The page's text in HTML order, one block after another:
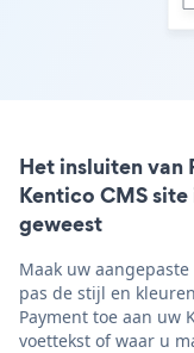
Het insluiten van
Kentico CMS
geweest
Maak uw
pas de stijl en
Payment toe aan uw
voettekst of waar u